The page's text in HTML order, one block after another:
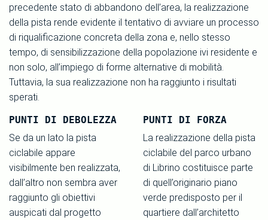
precedente stato di abbandono dell’area, la realizzazione
della pista rende evidente il tentativo di avviare un processo
di riqualificazione concreta della zona e, nello stesso
tempo, di sensibilizzazione della popolazione ivi residente e
non solo, all’impiego di forme alternative di mobilità.
Tuttavia, la sua realizzazione non ha raggiunto i risultati
sperati.
PUNTI DI DEBOLEZZA
Se da un lato la pista
ciclabile appare
visibilmente ben realizzata,
dall’altro non sembra aver
raggiunto gli obiettivi
auspicati dal progetto
PUNTI DI FORZA
La realizzazione della pista
ciclabile del parco urbano
di Librino costituisce parte
di quell’originario piano
verde predisposto per il
quartiere dall’architetto